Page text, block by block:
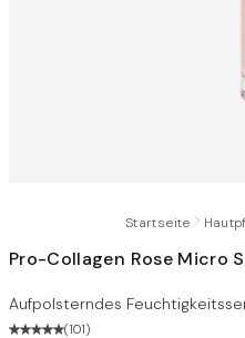
Startseite
Pro-Collagen Rose Micro
Aufpolsterndes
(101)